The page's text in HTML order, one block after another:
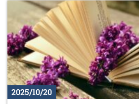
2025/10/20